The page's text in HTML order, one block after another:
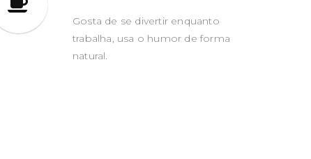
Gosta de se divertir enquanto
trabalha, usa o humor de forma
natural.